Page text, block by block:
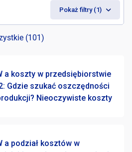
Pokaż filtry (1)
(101)
3
a koszty w przedsiębiorstwie
Gdzie szukać oszczędności
Nieoczywiste koszty
a podział kosztów w